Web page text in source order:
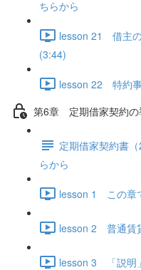
ちらから
lesson 21 借主
(3:44)
lesson 22 特約
第6章 定期借家契約の
定期借家契約書
らから
lesson 1 この章
lesson 2 普通賃
lesson 3 「説明